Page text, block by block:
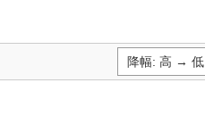
東
降幅: 高 → 低